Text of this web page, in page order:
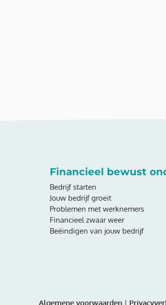
Financieel bewust
Bedrijf starten
Jouw bedrijf groeit
Problemen met werknemers
Financieel zwaar weer
Beëindigen van jouw bedrijf
Algemene voorwaarden|